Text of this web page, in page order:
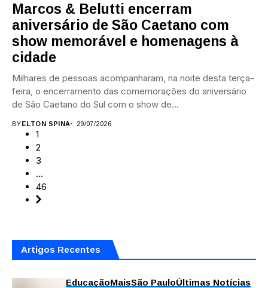
Marcos & Belutti encerram
aniversário de São Caetano com
show memorável e homenagens à
cidade
Milhares de pessoas acompanharam, na noite desta terça-
feira, o encerramento das comemorações do aniversário
de São Caetano do Sul com o show de...
BYELTON SPINA 29/07/2026
1
2
3
…
46
Artigos Recentes
EducaçãoMaisSão PauloÚltimas Notícias